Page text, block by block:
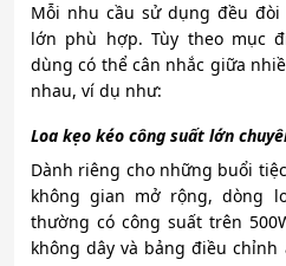
Mỗi nhu cầu sử dụng đều
lớn phù hợp. Tùy theo mục
dùng có thể cân nhắc giữa
nhau, ví dụ như:
Loa kẹo kéo công suất lớn
Dành riêng cho những buổi
không gian mở rộng, dòng
thường có công suất trên
không dây và bảng điều